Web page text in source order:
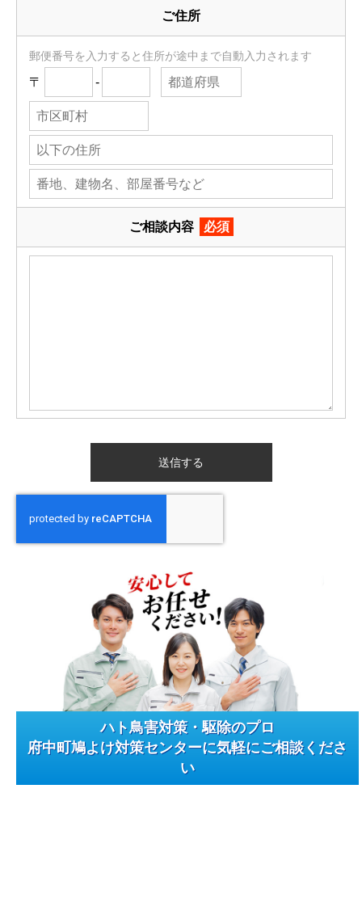
ご住所
郵便番号を入力すると住所が途中まで自動入力されます
〒 -
ご相談内容 必須
ハト鳥害対策・駆除のプロ
府中町鳩よけ対策センターに気軽にご相談くださ
い